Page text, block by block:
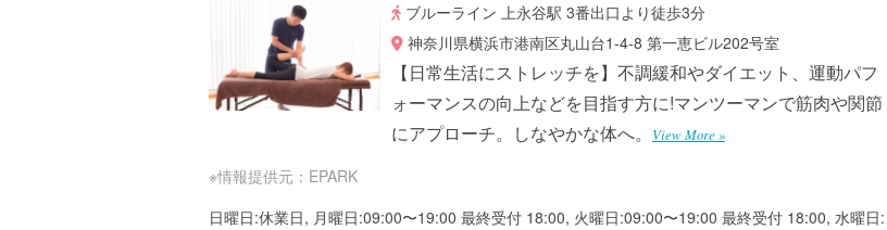
ブルーライン 上永谷駅 3番出口より徒歩3分
神奈川県横浜市港南区丸山台1-4-8 第一恵ビル202号室
【日常生活にストレッチを】不調緩和やダイエット、運動パフ
ォーマンスの向上などを目指す方に!マンツーマンで筋肉や関節
にアプローチ。しなやかな体へ。
View More »
※情報提供元：EPARK
日曜日:休業日, 月曜日:09:00〜19:00 最終受付 18:00, 火曜日:09:00〜19:00 最終受付 18:00, 水曜日: